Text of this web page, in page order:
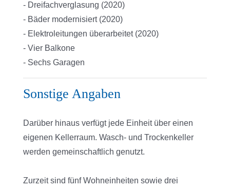
- Dreifachverglasung (2020)
- Bäder modernisiert (2020)
- Elektroleitungen überarbeitet (2020)
- Vier Balkone
- Sechs Garagen
Sonstige Angaben
Darüber hinaus verfügt jede Einheit über einen
eigenen Kellerraum. Wasch- und Trockenkeller
werden gemeinschaftlich genutzt.
Zurzeit sind fünf Wohneinheiten sowie drei